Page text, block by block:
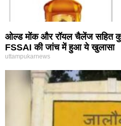
ओल्ड मोंक और रॉयल चैलेंज सहित
FSSAI की जांच में हुआ ये खुलासा
uttampukarnews